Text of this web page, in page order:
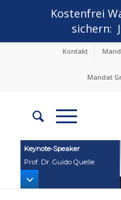
Kontakt
Mandat
Keynote‑Speaker
Prof. Dr. Guido Quelle
Kostenfrei
sichern: